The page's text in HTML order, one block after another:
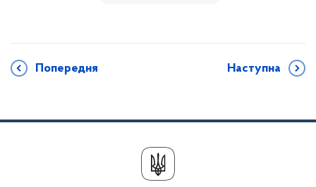
Попередня Наступна